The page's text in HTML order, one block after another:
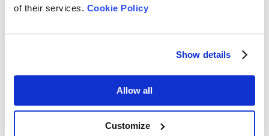
of their services. Cookie Policy
Show details
Allow all
Customize
sommes impatients de vous rencontrer.